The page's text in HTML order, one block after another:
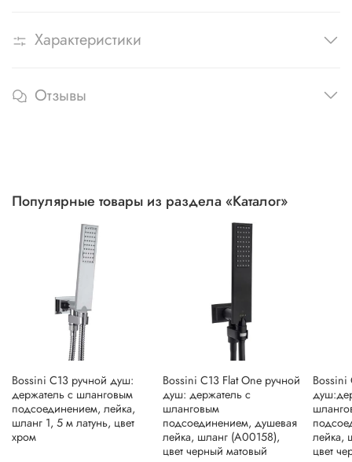
Характеристики
Отзывы
Популярные товары из раздела «Каталог»
Bossini C13 ручной душ:
держатель с шланговым
подсоединением, лейка,
шланг 1, 5 м латунь, цвет
хром
Bossini C13 Flat One ручной
душ: держатель с
шланговым
подсоединением, душевая
лейка, шланг (A00158),
цвет черный матовый
Bossini
лейка,
цвет